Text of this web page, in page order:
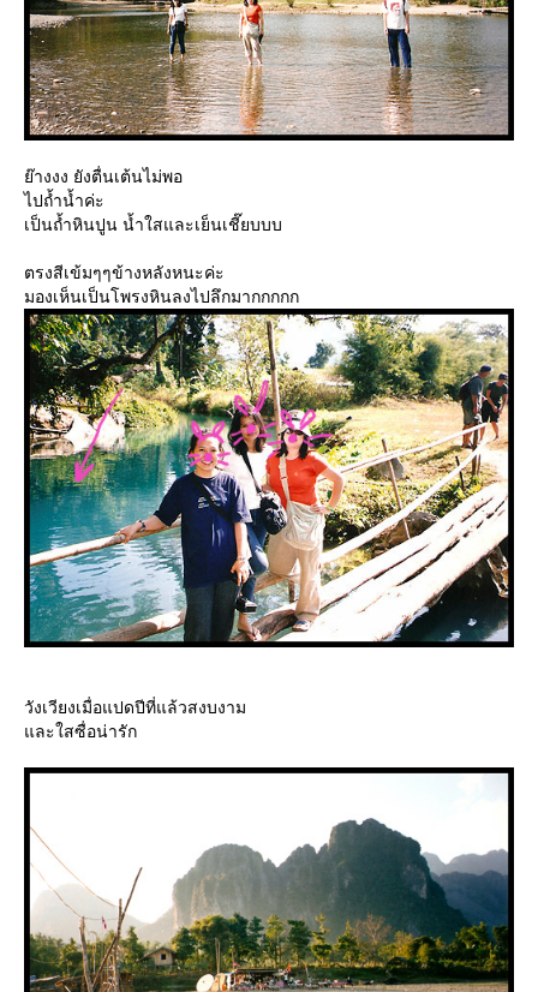
๊างงง ยังตื่นเต้นไม่พอ
ไปถ้ำน้ำค่ะ
เป็นถ้ำหินปูน น้ำใสและเย็นเชี๊ยบบบ
ตรงสีเข้มๆๆข้างหลังหนะค่ะ
มองเห็นเป็นโพรงหินลงไปลึกมากกกกก
วังเวียงเมื่อแปดปีที่แล้วสงบงาม
ละใสซื่อน่ารัก